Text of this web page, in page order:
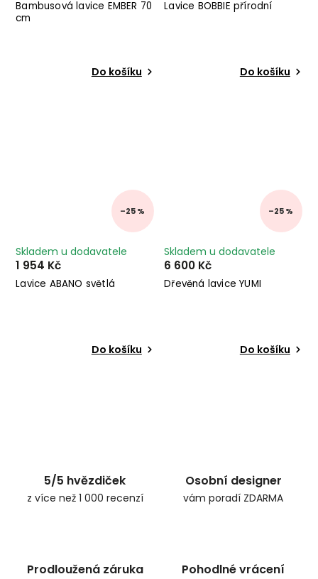
Bambusová lavice EMBER 70
cm
Do košíku
Lavice BOBBIE přírodní
Do košíku
–25 %
Lavice ABANO světlá
Skladem u dodavatele
1 954 Kč
Do košíku
–25 %
Dřevěná lavice YUMI
Skladem u dodavatele
6 600 Kč
Do košíku
5/5 hvězdiček
z více než 1 000 recenzí
Osobní designer
vám poradí ZDARMA
Prodloužená záruka Pohodlné vrácení